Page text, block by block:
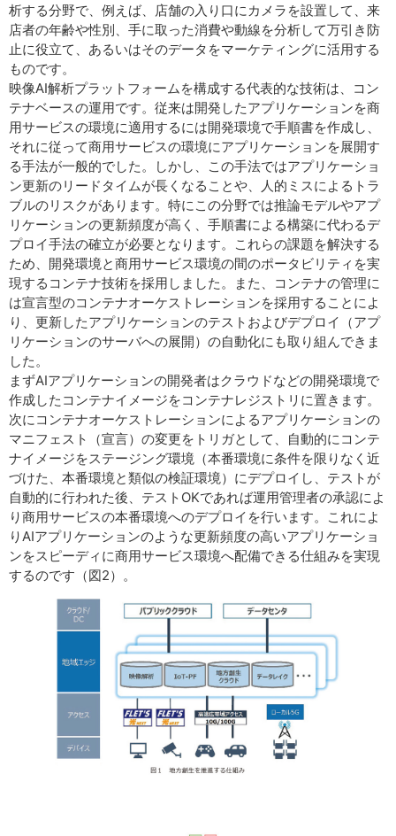
析する分野で、例えば、店舗の入り口にカメラを設置して、来
店者の年齢や性別、手に取った消費や動線を分析して万引き防
止に役立て、あるいはそのデータをマーケティングに活用する
ものです。
映像AI解析プラットフォームを構成する代表的な技術は、コン
テナベースの運用です。従来は開発したアプリケーションを商
用サービスの環境に適用するには開発環境で手順書を作成し、
それに従って商用サービスの環境にアプリケーションを展開す
る手法が一般的でした。しかし、この手法ではアプリケーショ
ン更新のリードタイムが長くなることや、人的ミスによるトラ
ブルのリスクがあります。特にこの分野では推論モデルやアプ
リケーションの更新頻度が高く、手順書による構築に代わるデ
プロイ手法の確立が必要となります。これらの課題を解決する
ため、開発環境と商用サービス環境の間のポータビリティを実
現するコンテナ技術を採用しました。また、コンテナの管理に
は宣言型のコンテナオーケストレーションを採用することによ
り、更新したアプリケーションのテストおよびデプロイ（アプ
リケーションのサーバへの展開）の自動化にも取り組んできま
した。
まずAIアプリケーションの開発者はクラウドなどの開発環境で
作成したコンテナイメージをコンテナレジストリに置きます。
次にコンテナオーケストレーションによるアプリケーションの
マニフェスト（宣言）の変更をトリガとして、自動的にコンテ
ナイメージをステージング環境（本番環境に条件を限りなく近
づけた、本番環境と類似の検証環境）にデプロイし、テストが
自動的に行われた後、テストOKであれば運用管理者の承認によ
り商用サービスの本番環境へのデプロイを行います。これによ
りAIアプリケーションのような更新頻度の高いアプリケーショ
ンをスピーディに商用サービス環境へ配備できる仕組みを実現
するのです（図2）。